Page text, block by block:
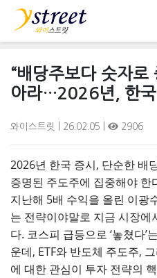
“배당주보다 숫자로
아라…2026년, 한국
와이스트릿 | 26.02.05 | 2906
2026년 한국 증시, 단순한 배
증명된 주도주에 집중해야
지난해 5배 수익을 올린 이광
는 전략이야말로 지금 시장에
다. 코스피 급등으로 ‘놓쳤다
운데, ETF와 반도체 주도주,
에 대한 관심이 투자 전략의